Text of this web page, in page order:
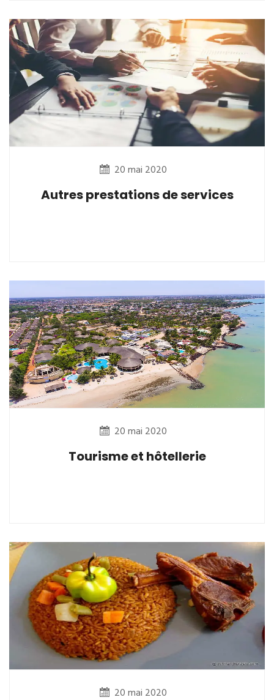
20 mai 2020
Autres prestations de services
20 mai 2020
Tourisme et hôtellerie
20 mai 2020